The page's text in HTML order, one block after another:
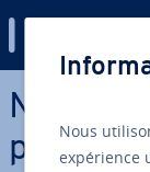
Aller au contenu
pa­ra­tif
Nous
expérience